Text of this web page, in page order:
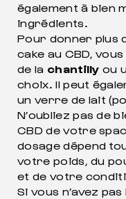
également à bien
ingrédients.
Pour donner plus
cake au CBD,
de la chantillyou
choix. Il peut
un verre de lait
N’oubliez pas de
CBD de votre
dosage dépend
votre poids, du
et de votre
Si vous n’avez pas